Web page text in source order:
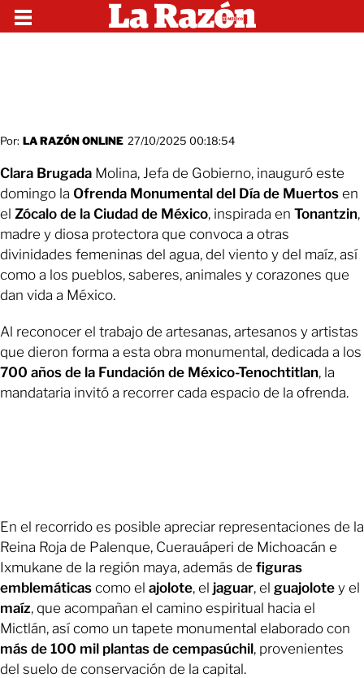
Por: LA RAZÓN ONLINE 27/10/2025 00:18:54
Clara Brugada Molina, Jefa de Gobierno, inauguró este
domingo la Ofrenda Monumental del Día de Muertos en
el Zócalo de la Ciudad de México, inspirada en Tonantzin,
madre y diosa protectora que convoca a otras
divinidades femeninas del agua, del viento y del maíz, así
como a los pueblos, saberes, animales y corazones que
dan vida a México.
Al reconocer el trabajo de artesanas, artesanos y artistas
que dieron forma a esta obra monumental, dedicada a los
700 años de la Fundación de México-Tenochtitlan, la
mandataria invitó a recorrer cada espacio de la ofrenda.
En el recorrido es posible apreciar representaciones de la
Reina Roja de Palenque, Cuerauáperi de Michoacán e
Ixmukane de la región maya, además de figuras
emblemáticas como el ajolote, el jaguar, el guajolote y el
maíz, que acompañan el camino espiritual hacia el
Mictlán, así como un tapete monumental elaborado con
más de 100 mil plantas de cempasúchil, provenientes
del suelo de conservación de la capital.